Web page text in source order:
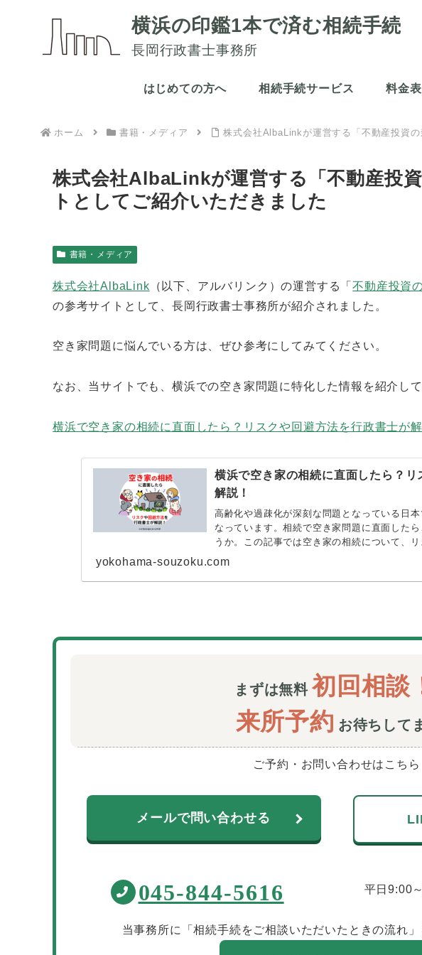
横浜の印鑑1本で済む相続手続
長岡行政書士事務所
はじめての方へ 相続手続サービス 料金表
ホーム 書籍・メディア 株式会社AlbaLinkが運営する「不動産投資
株式会社AlbaLinkが運営する「不動産投
トとしてご紹介いただきました
書籍・メディア
株式会社AlbaLink （以下、アルバリンク）の運営する「不動産投資
の参考サイトとして、長岡行政書士事務所が紹介されました。
空き家問題に悩んでいる方は、ぜひ参考にしてみてください。
なお、当サイトでも、横浜での空き家問題に特化した情報を紹介して
横浜で空き家の相続に直面したら？リスクや回避方法を行政書士が解
横浜で空き家の相続に直面したら？
解説！
高齢化や過疎化が深刻な問題となっている日
なっています。相続で空き家問題に直面した
うか。この記事では空き家の相続について、
yokohama-souzoku.com
まずは無料 初回相談
来所予約 お待ちして
ご予約・お問い合わせはこちら
メールで問い合わせる
045-844-5616 平日9:00
当事務所に「相続手続をご相談いただいたときの流れ